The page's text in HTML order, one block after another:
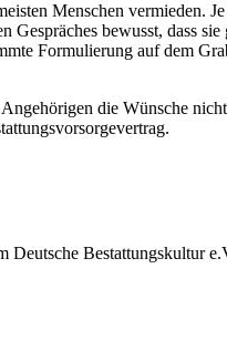
Menschen vermieden.
bewusst, dass
Formulierung auf dem
die Wünsche
Deutsche Bestattungskultur